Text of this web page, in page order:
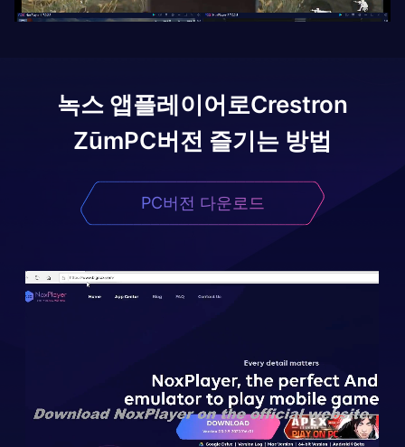
녹스 앱플레이어로Crestron
ZūmPC버전 즐기는 방법
PC버전 다운로드